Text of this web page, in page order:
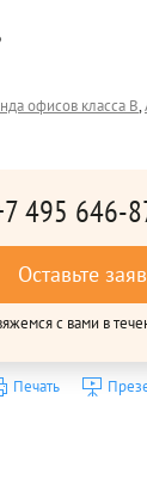
офисов класса B,
495 646-
Оставьте
с вами в
Печать